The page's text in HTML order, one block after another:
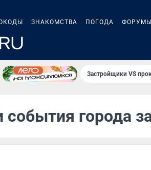
ЗНАКОМСТВА ПОГОДА ФОРУМЫ
Застройщики VS
события города